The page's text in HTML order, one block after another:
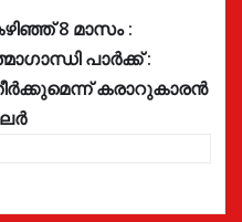
8 മാസം :
പാർക്ക് :
കരാറുകാരൻ